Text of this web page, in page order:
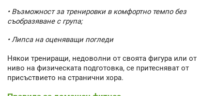
• Възможност за тренировки в комфортно темпо без
съобразяване с група;
• Липса на оценяващи погледи
Някои трениращи, недоволни от своята фигура или от
ниво на физическата подготовка, се притесняват от
присъствието на странични хора.